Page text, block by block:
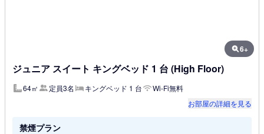
6+
ジュニア スイート キングベッド 1 台 (High Floor)
64㎡ 定員3名 キングベッド 1 台
Wi-Fi無料
お部屋の詳細を見る
禁煙プラン